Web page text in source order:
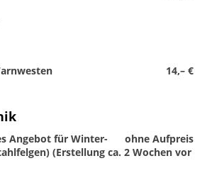
14,– €
ohne Aufpreis
Angebot für Winter-
(Erstellung ca. 2 Wochen vor